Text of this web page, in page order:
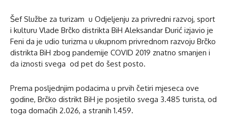
Šef Službe za turizam u Odjeljenju za privredni razvoj, sport
i kulturu Vlade Brčko distrikta BiH Aleksandar Đurić izjavio je
Feni da je udio turizma u ukupnom privrednom razvoju Brčko
distrikta BiH zbog pandemije COVID 2019 znatno smanjen i
da iznosti svega od pet do šest posto.
Prema posljednjim podacima u prvih četiri mjeseca ove
godine, Brčko distrikt BiH je posjetilo svega 3.485 turista, od
toga domaćih 2.026, a stranih 1.459.